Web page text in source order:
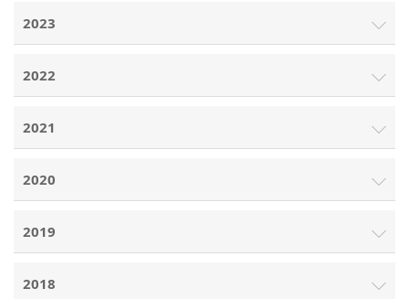
2023
2022
2021
2020
2019
2018